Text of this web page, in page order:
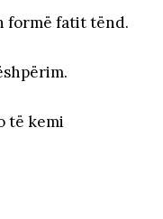
formë fatit tënd.
të kemi